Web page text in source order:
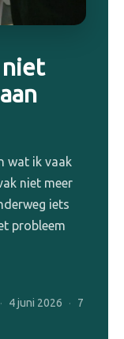
wat ik vaak
niet meer
iets
probleem
· 4 juni 2026 ·
7